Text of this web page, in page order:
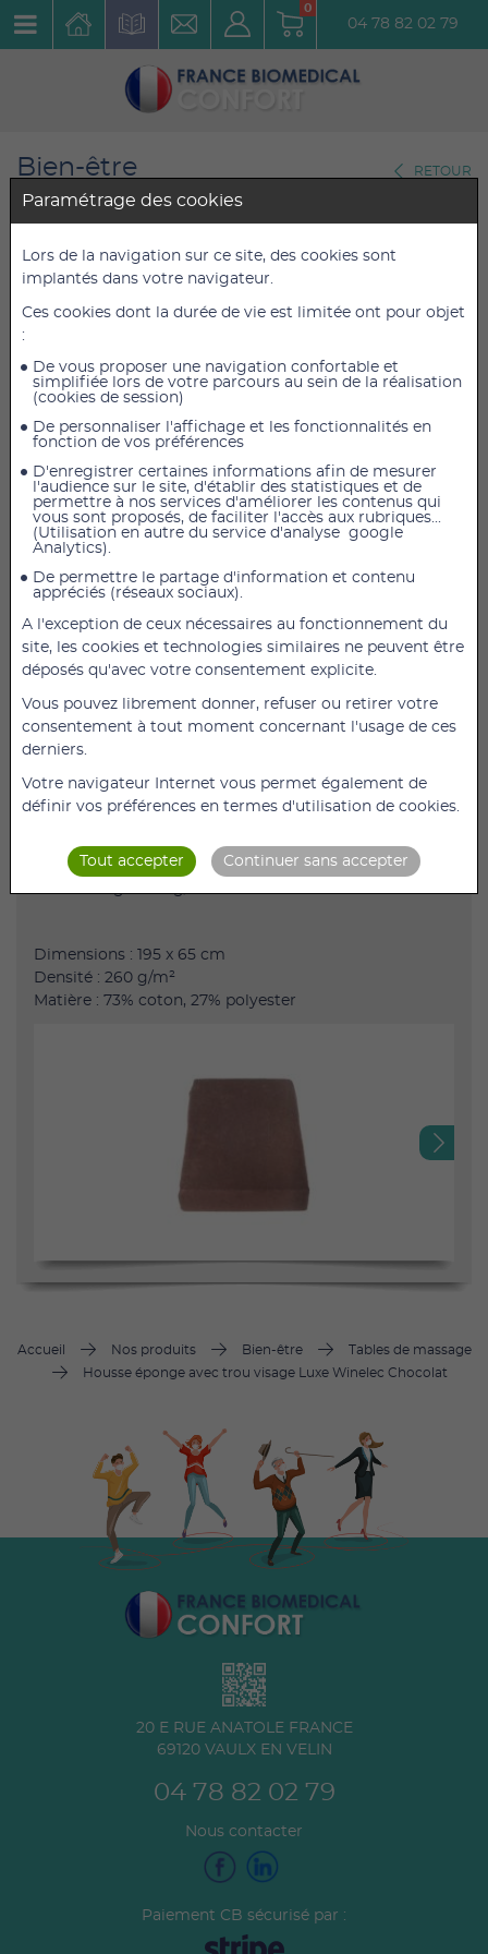
0
04 78 82 02 79
Bien-être
Tables de massage
RETOUR
Housse éponge avec trou
visage Luxe Winelec Chocolat
Réf. : 2023TR
29,50 € TTC
24,58 €HT
29,50 € TTC
AJOUTER AU PANIER
Facile d'entretien, ce drap housse éponge de qualité
protège votre table tout en donnant une douceur
confortable à la personne allongée. Les 4 coins à
les tables de dimensions approchant 65 x 200 cm.
Caractéristiques :
Recouvre et protège vos tables
Strech 73% coton, 27% polyester
Dimensions : L = 195cm, l = 65cm ou 80cm
Dimensions : 195 x 65 cm
Densité : 260 g/m²
Matière : 73% coton, 27% polyester
Accueil Nos produits Bien-être
Tables de massage
Housse éponge avec trou visage Luxe Winelec Chocolat
20 E RUE ANATOLE FRANCE
69120 VAULX EN VELIN
04 78 82 02 79
Nous contacter
Paiement CB sécurisé par :
Paramétrage des cookies
Lors de la navigation sur ce site, des cookies sont
implantés dans votre navigateur.
Ces cookies dont la durée de vie est limitée ont pour objet
:
De vous proposer une navigation confortable et
simplifiée lors de votre parcours au sein de la réalisation
(cookies de session)
De personnaliser l'affichage et les fonctionnalités en
fonction de vos préférences
D'enregistrer certaines informations afin de mesurer
l'audience sur le site, d'établir des statistiques et de
permettre à nos services d'améliorer les contenus qui
vous sont proposés, de faciliter l'accès aux rubriques...
(Utilisation en autre du service d'analyse google
Analytics).
De permettre le partage d'information et contenu
appréciés (réseaux sociaux).
A l'exception de ceux nécessaires au fonctionnement du
site, les cookies et technologies similaires ne peuvent être
déposés qu'avec votre consentement explicite.
Vous pouvez librement donner, refuser ou retirer votre
consentement à tout moment concernant l'usage de ces
derniers.
Votre navigateur Internet vous permet également de
définir vos préférences en termes d'utilisation de cookies.
Tout accepter Continuer sans accepter